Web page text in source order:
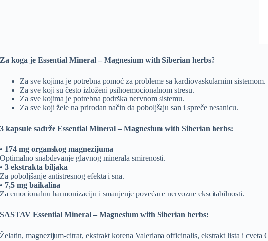
Za koga je Essential Mineral – Magnesium with Siberian herbs?
Za sve kojima je potrebna pomoć za probleme sa kardiovaskularnim sistemom.
Za sve koji su često izloženi psihoemocionalnom stresu.
Za sve kojima je potrebna podrška nervnom sistemu.
Za sve koji žele na prirodan način da poboljšaju san i spreče nesanicu.
3 kapsule sadrže Essential Mineral – Magnesium with Siberian herbs:
• 174 mg organskog magnezijuma
Optimalno snabdevanje glavnog minerala smirenosti.
• 3 ekstrakta biljaka
Za poboljšanje antistresnog efekta i sna.
• 7,5 mg baikalina
Za emocionalnu harmonizaciju i smanjenje povećane nervozne ekscitabilnosti.
SASTAV Essential Mineral – Magnesium with Siberian herbs:
Želatin, magnezijum-citrat, ekstrakt korena Valeriana officinalis, ekstrakt lista i cveta